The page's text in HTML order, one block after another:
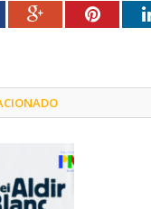
Google+